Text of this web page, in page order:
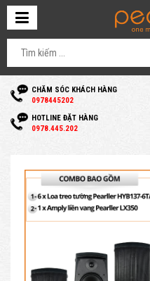
CHĂM SÓC KHÁCH HÀNG
0978445202
HOTLINE ĐẶT HÀNG
0978.445.202